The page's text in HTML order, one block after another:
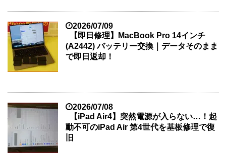
2026/07/09
【即日修理】MacBook Pro 14インチ
(A2442) バッテリー交換｜データそのまま
で即日返却！
2026/07/08
【iPad Air4】突然電源が入らない…！起
動不可のiPad Air 第4世代を基板修理で復
旧